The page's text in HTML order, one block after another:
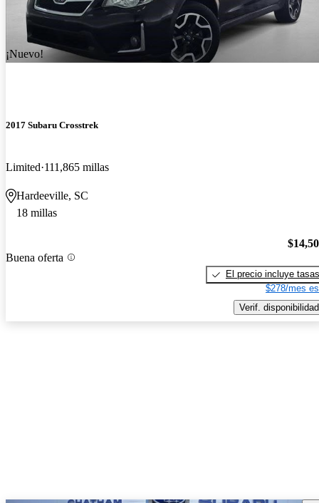
¡Nuevo!
2017 Subaru Crosstrek
Limited 111,865 millas
Hardeeville, SC
18 millas
Buena oferta
El precio incluye tasas
$278/mes
Verif. disponibilidad